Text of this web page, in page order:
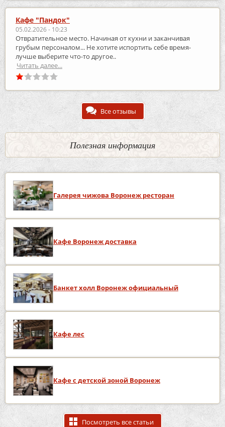
Кафе "Пандок"
05.02.2026 - 10:23
Отвратительное место. Начиная от кухни и заканчивая
грубым персоналом... Не хотите испортить себе время-
лучше выберите что-то другое..
Читать далее...
Все отзывы
Полезная информация
Галерея чижова Воронеж ресторан
Кафе Воронеж доставка
Банкет холл Воронеж официальный
Кафе лес
Кафе с детской зоной Воронеж
Посмотреть все статьи